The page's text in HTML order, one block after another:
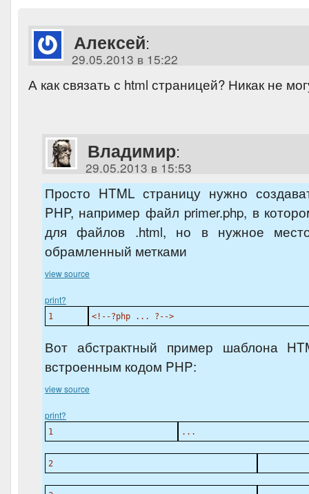
Алексей:
29.05.2013 в 15:22
А как связать с html страницей? Никак не
Владимир:
29.05.2013 в 15:53
Просто HTML страницу нужно
PHP, например файл primer.php, в
для файлов .html, но в нужное место
обрамленный метками
view source
print?
1 <!--?php ... ?-->
Вот абстрактный пример шаблона
встроенным кодом PHP:
view source
print?
1 ...
2